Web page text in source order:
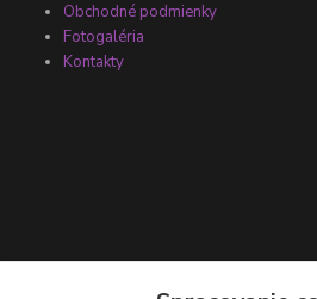
Obchodné podmienky
Fotogaléria
Kontakty